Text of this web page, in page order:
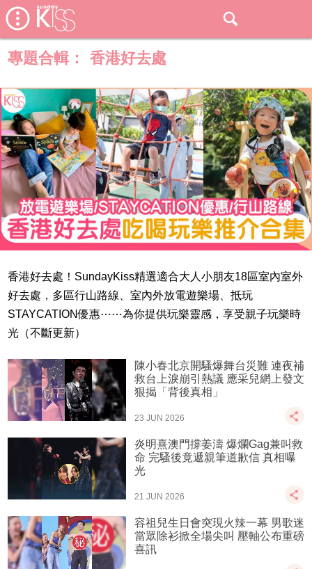
專題合輯： 香港好去處
香港好去處！SundayKiss精選適合大人小朋友18區室內室外
好去處，多區行山路線、室內外放電遊樂場、抵玩
STAYCATION優惠⋯⋯為你提供玩樂靈感，享受親子玩樂時
光（不斷更新）
陳小春北京開騷爆舞台災難 連夜補
救台上淚崩引熱議 應采兒網上發文
狠揭「背後真相」
23 JUN 2026
炎明熹澳門撐姜濤 爆爛Gag兼叫救
命 完騷後竟遞親筆道歉信 真相曝
光
21 JUN 2026
容祖兒生日會突現火辣一幕 男歌迷
當眾除衫掀全場尖叫 壓軸公布重磅
喜訊